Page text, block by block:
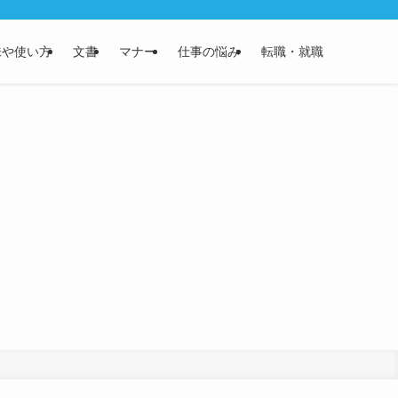
使い方 文書 マナー 仕事の悩み 転職・就職